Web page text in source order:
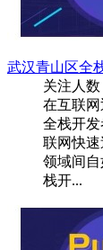
武汉青山区全
关注人数
在互联网
全栈开
联网快
领域间
栈开...